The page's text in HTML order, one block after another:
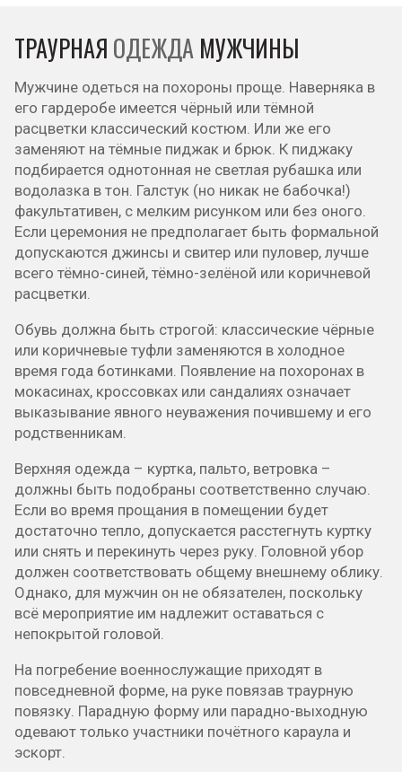
ТРАУРНАЯ ОДЕЖДА МУЖЧИНЫ
Мужчине одеться на похороны проще. Наверняка в
его гардеробе имеется чёрный или тёмной
расцветки классический костюм. Или же его
заменяют на тёмные пиджак и брюк. К пиджаку
подбирается однотонная не светлая рубашка или
водолазка в тон. Галстук (но никак не бабочка!)
факультативен, с мелким рисунком или без оного.
Если церемония не предполагает быть формальной
допускаются джинсы и свитер или пуловер, лучше
всего тёмно-синей, тёмно-зелёной или коричневой
расцветки.
Обувь должна быть строгой: классические чёрные
или коричневые туфли заменяются в холодное
время года ботинками. Появление на похоронах в
мокасинах, кроссовках или сандалиях означает
выказывание явного неуважения почившему и его
родственникам.
Верхняя одежда – куртка, пальто, ветровка –
должны быть подобраны соответственно случаю.
Если во время прощания в помещении будет
достаточно тепло, допускается расстегнуть куртку
или снять и перекинуть через руку. Головной убор
должен соответствовать общему внешнему облику.
Однако, для мужчин он не обязателен, поскольку
всё мероприятие им надлежит оставаться с
непокрытой головой.
На погребение военнослужащие приходят в
повседневной форме, на руке повязав траурную
повязку. Парадную форму или парадно-выходную
одевают только участники почётного караула и
эскорт.